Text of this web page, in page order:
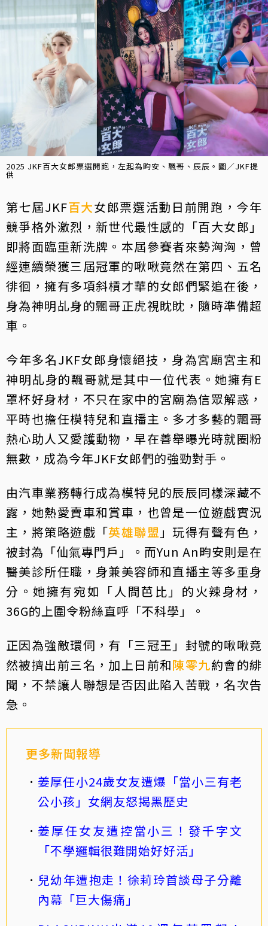
2025 JKF百大女郎票選開跑，左起為畇安、飄哥、辰辰。圖／JKF提
供
第七屆JKF百大女郎票選活動日前開跑，今年
競爭格外激烈，新世代最性感的「百大女郎」
即將面臨重新洗牌。本屆參賽者來勢洶洶，曾
經連續榮獲三屆冠軍的啾啾竟然在第四、五名
徘徊，擁有多項斜槓才華的女郎們緊追在後，
身為神明乩身的飄哥正虎視眈眈，隨時準備超
車。
今年多名JKF女郎身懷絕技，身為宮廟宮主和
神明乩身的飄哥就是其中一位代表。她擁有E
罩杯好身材，不只在家中的宮廟為信眾解惑，
平時也擔任模特兒和直播主。多才多藝的飄哥
熱心助人又愛護動物，早在善舉曝光時就圈粉
無數，成為今年JKF女郎們的強勁對手。
由汽車業務轉行成為模特兒的辰辰同樣深藏不
露，她熱愛賣車和賞車，也曾是一位遊戲實況
主，將策略遊戲「英雄聯盟 」玩得有聲有色，
被封為「仙氣專門戶」。而Yun An畇安則是在
醫美診所任職，身兼美容師和直播主等多重身
分。她擁有宛如「人間芭比」的火辣身材，
36G的上圍令粉絲直呼「不科學」。
正因為強敵環伺，有「三冠王」封號的啾啾竟
然被擠出前三名，加上日前和陳零九約會的緋
聞，不禁讓人聯想是否因此陷入苦戰，名次告
急。
更多新聞報導
姜厚任小24歲女友遭爆「當小三有老
公小孩」女網友怒揭黑歷史
姜厚任女友遭控當小三！發千字文
「不學邏輯很難開始好好活」
兒幼年遭抱走！徐莉玲首談母子分離
內幕「巨大傷痛」